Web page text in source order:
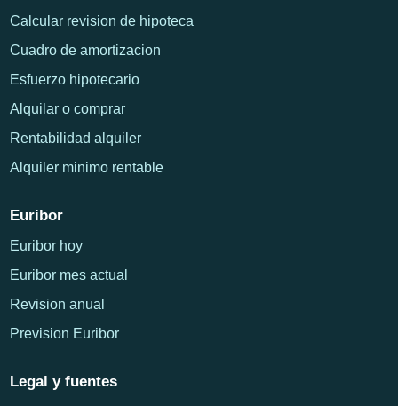
Calcular revision de hipoteca
Cuadro de amortizacion
Esfuerzo hipotecario
Alquilar o comprar
Rentabilidad alquiler
Alquiler minimo rentable
Euribor
Euribor hoy
Euribor mes actual
Revision anual
Prevision Euribor
Legal y fuentes